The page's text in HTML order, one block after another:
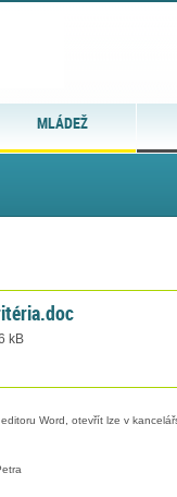
MLÁDEŽ
kB
Word, otevřít lze v